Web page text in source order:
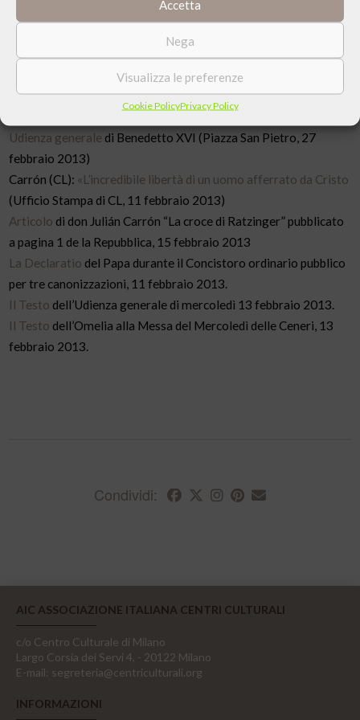
Accetta
Nega
Visualizza le preferenze
Cookie PolicyPrivacy Policy
costantemente di introdurci e di testimoniare in ogni modo,
ciascun uomo ha. E la faccia lieta vuol dire che questa risposta
c’è. È questa la chiave per capire il suo magistero e tutto quanto
quello che lui ci ha comunicato.Continua a leggere
Udienza generale di Benedetto XVI (Piazza San Pietro, 27
febbraio 2013)
Carrón (CL): «L’incredibile libertà di un uomo afferrato da Cristo
(Ufficio Stampa di CL, 11 febbraio 2013)
Articolo di don Julián Carrón “La croce di Ratzinger” pubblicato
a pagina 1 de la Repubblica, 15 febbraio 2013
La Declaratio del Papa durante il Concistoro ordinario pubblico
per tre canonizzazioni, 11 febbraio 2013.
Il Testo dell’Udienza generale di mercoledì 13 febbraio 2013.
Il Testo dell’Omelia alla Messa del Mercoledì delle Ceneri, 13
febbraio 2013.
Condividi:
AIC ASSOCIAZIONE ITALIANA CENTRI CULTURALI
c/o Centro Culturale di Milano
Largo Corsia dei Servi 4, - 20122 Milano
E-mail: segreteria@centriculturali.org
INFORMAZIONI